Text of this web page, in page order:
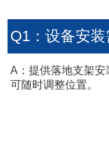
Q1：设备安装
A：提供落地支架
可随时调整位置。